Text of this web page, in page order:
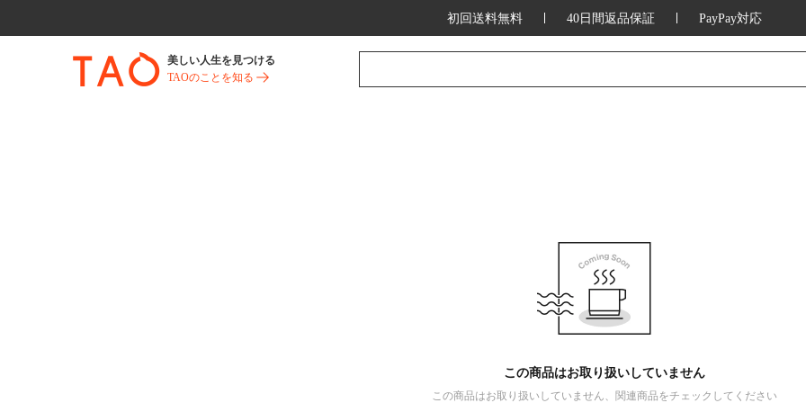
初回送料無料 40日間返品保証 PayPay対応
美しい人生を見つける
TAOのことを知る
この商品はお取り扱いしていません
この商品はお取り扱いしていません、関連商品をチェックしてください